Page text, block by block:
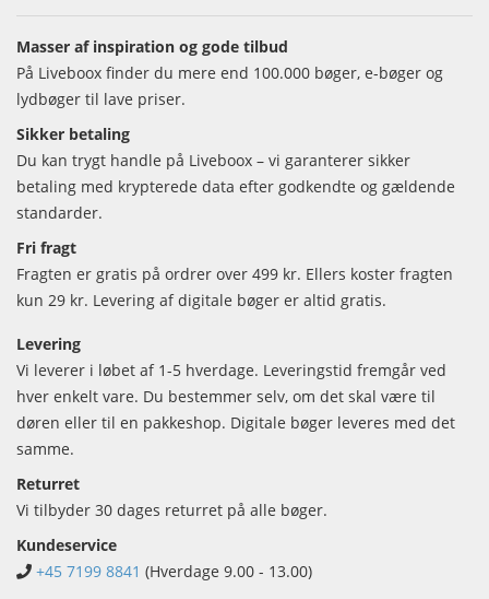
Masser af inspiration og gode tilbud
På Liveboox finder du mere end 100.000 bøger, e-bøger og
lydbøger til lave priser.
Sikker betaling
Du kan trygt handle på Liveboox – vi garanterer sikker
betaling med krypterede data efter godkendte og gældende
standarder.
Fri fragt
Fragten er gratis på ordrer over 499 kr. Ellers koster fragten
kun 29 kr. Levering af digitale bøger er altid gratis.
Levering
Vi leverer i løbet af 1-5 hverdage. Leveringstid fremgår ved
hver enkelt vare. Du bestemmer selv, om det skal være til
døren eller til en pakkeshop. Digitale bøger leveres med det
samme.
Returret
Vi tilbyder 30 dages returret på alle bøger.
Kundeservice
+45 7199 8841 (Hverdage 9.00 - 13.00)